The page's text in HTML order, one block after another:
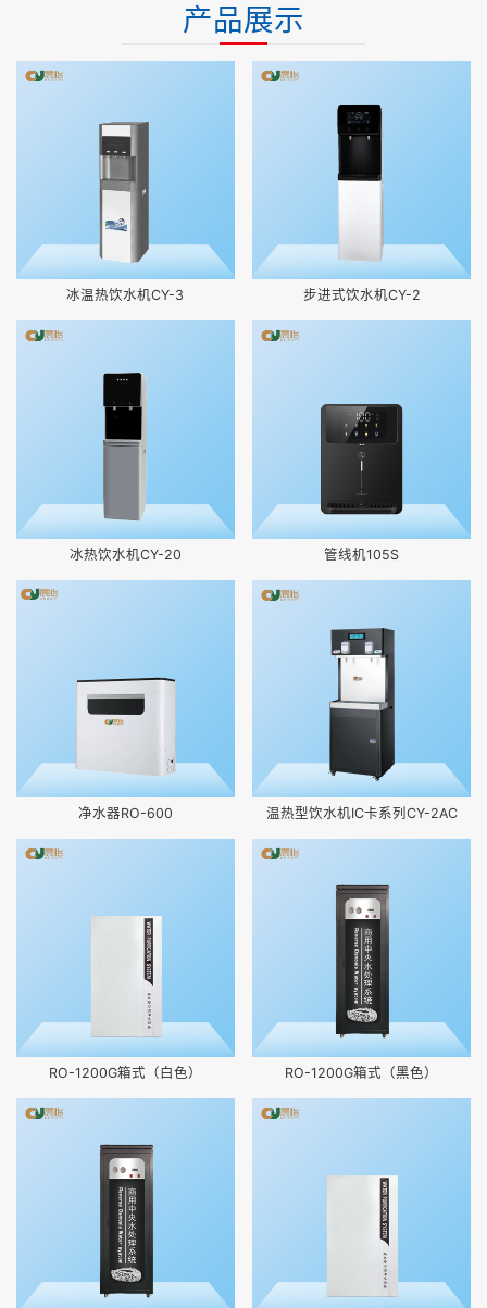
产品展示
冰温热饮水机CY-3 步进式饮水机CY-2
冰热饮水机CY-20 管线机105S
净水器RO-600 温热型饮水机IC卡系列CY-2AC
RO-1200G箱式（白色） RO-1200G箱式（黑色）